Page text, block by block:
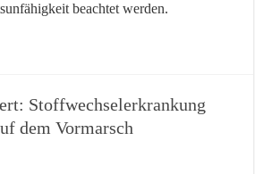
beachtet werden.
Stoffwechselerkrankung
dem Vormarsch